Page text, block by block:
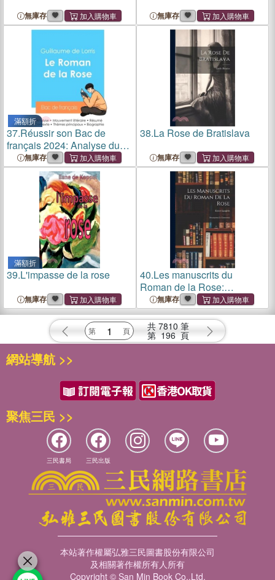
無庫存 無庫存
滿額折
37.Réussir son Bac de
français 2024: Analyse du
Roman de la Rose de
Guillaume de Lorris
無庫存
38.La Rose de Bratislava
無庫存
滿額折
39.L'impasse de la rose
無庫存
40.Les manuscrits du
Roman de la Rose:
Description et classement
無庫存
共 7810 筆
第 196 頁
網站導航 >>
聚焦三民 >>
三民書局 三民出版
本站著作權屬弘雅三民圖書股份有限公司
及相關著作權所有人所有
Copyright © San Min Book Co.,Ltd.